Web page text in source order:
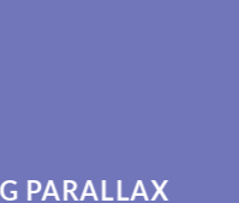
PARALLAX